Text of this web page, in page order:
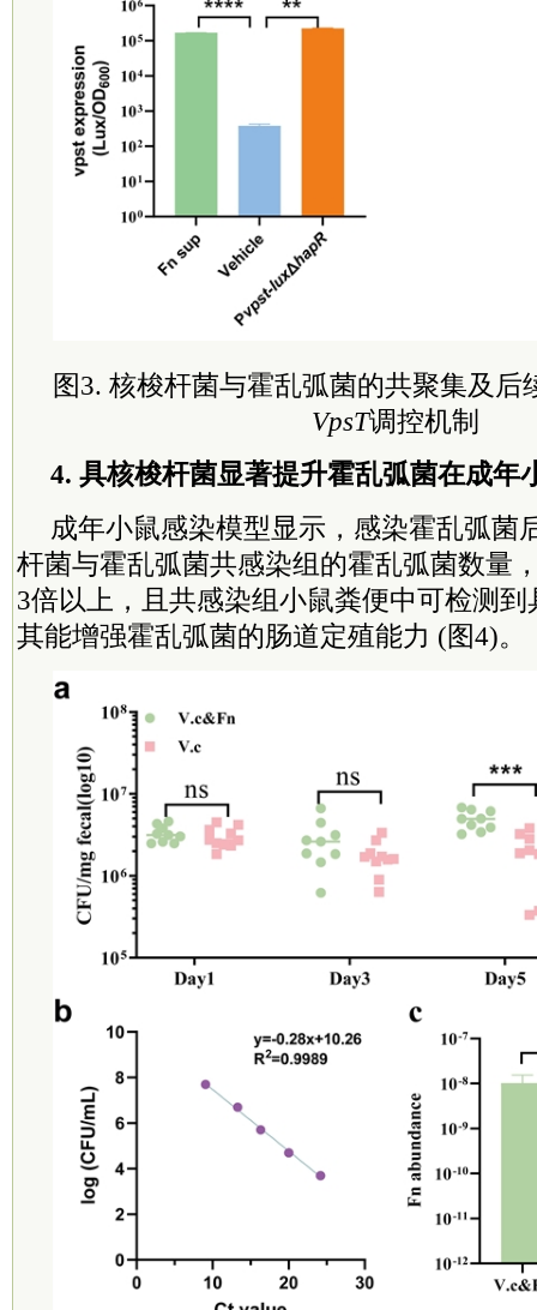
图3. 核梭杆菌与霍乱弧菌的共聚集及后
VpsT调控机制
4. 具核梭杆菌显著提升霍乱弧菌在成年
成年小鼠感染模型显示，感染霍乱弧菌
杆菌与霍乱弧菌共感染组的霍乱弧菌数量
3倍以上，且共感染组小鼠粪便中可检测
其能增强霍乱弧菌的肠道定殖能力 (图4)。